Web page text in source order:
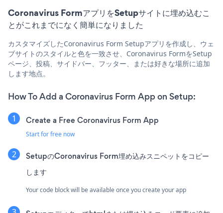
Coronavirus FormアプリをSetupサイトに埋め込むこ
とがこれまでになく簡単になりました
カスタマイズしたCoronavirus Form Setupアプリを作成し、ウェ
ブサイトのスタイルと色を一致させ、Coronavirus FormをSetup
ページ、投稿、サイドバー、フッター、または好きな場所に追加
します地点。
How To Add a Coronavirus Form App on Setup:
Create a Free Coronavirus Form App
Start for free now
SetupのCoronavirus Form埋め込みスニペットをコピー
します
Your code block will be available once you create your app